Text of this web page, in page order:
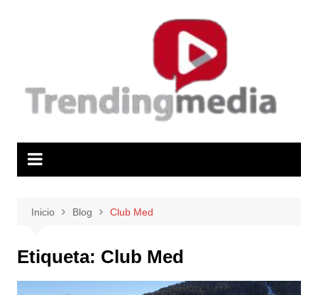
Inicio Blog Club Med
Etiqueta: Club Med